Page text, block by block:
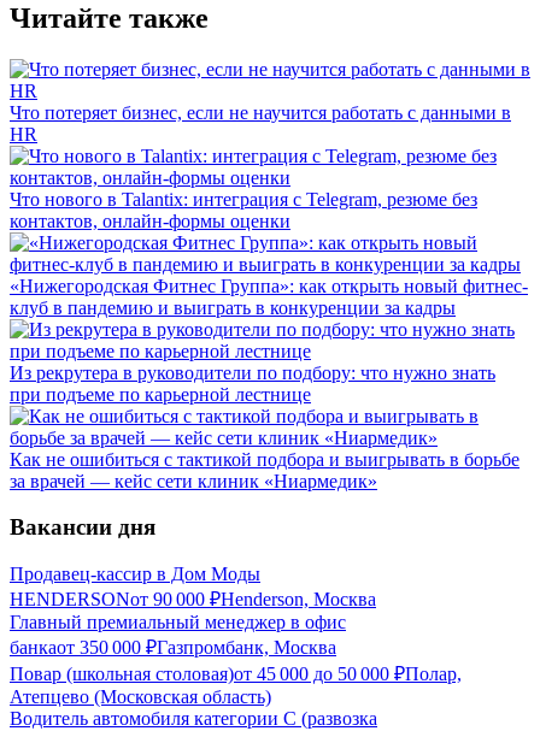
Читайте также
Что потеряет бизнес, если не научится работать с данными в
HR
Что нового в Talantix: интеграция с Telegram, резюме без
контактов, онлайн-формы оценки
«Нижегородская Фитнес Группа»: как открыть новый фитнес-
клуб в пандемию и выиграть в конкуренции за кадры
Из рекрутера в руководители по подбору: что нужно знать
при подъеме по карьерной лестнице
Как не ошибиться с тактикой подбора и выигрывать в борьбе
за врачей — кейс сети клиник «Ниармедик»
Вакансии дня
Продавец-кассир в Дом Моды
HENDERSONот 90 000 ₽Henderson, Москва
Главный премиальный менеджер в офис
банкаот 350 000 ₽Газпромбанк, Москва
Повар (школьная столовая)от 45 000 до 50 000 ₽Полар,
Атепцево (Московская область)
Водитель автомобиля категории C (развозка